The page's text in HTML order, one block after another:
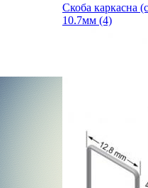
Скоба каркасна
10.7мм (4)